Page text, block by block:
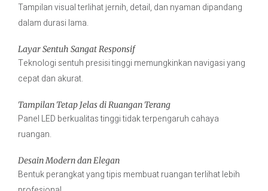
Tampilan visual terlihat jernih, detail, dan nyaman dipandang
dalam durasi lama.
Layar Sentuh Sangat Responsif
Teknologi sentuh presisi tinggi memungkinkan navigasi yang
cepat dan akurat.
Tampilan Tetap Jelas di Ruangan Terang
Panel LED berkualitas tinggi tidak terpengaruh cahaya
ruangan.
Desain Modern dan Elegan
Bentuk perangkat yang tipis membuat ruangan terlihat lebih